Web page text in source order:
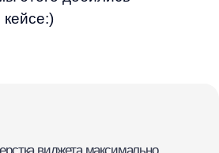
в том числе в плане
сайта